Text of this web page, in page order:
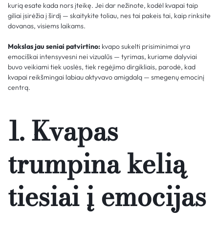
kurią esate kada nors įteikę. Jei dar nežinote, kodėl kvapai taip
giliai įsirėžia į širdį — skaitykite toliau, nes tai pakeis tai, kaip rinksite
dovanas, visiems laikams.
Mokslas jau seniai patvirtino: kvapo sukelti prisiminimai yra
emociškai intensyvesni nei vizualūs — tyrimas, kuriame dalyviai
buvo veikiami tiek uoslės, tiek regėjimo dirgikliais, parodė, kad
kvapai reikšmingai labiau aktyvavo amigdalą — smegenų emocinį
centrą.
1. Kvapas
trumpina kelią
tiesiai į emocijas